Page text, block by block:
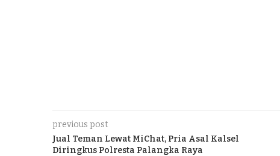
previous post
Jual Teman Lewat MiChat, Pria Asal Kalsel
Diringkus Polresta Palangka Raya